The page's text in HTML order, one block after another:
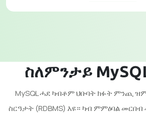
ስለምንታይ
MySQL ሓደ ካብቶም ህቡባት ክፉት ምንጪ
ስርዓታት (RDBMS) እዩ። ካብ ምምዕባል